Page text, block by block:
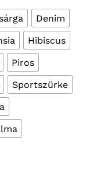
Denim
Hibiscus
Piros
Sportszürke